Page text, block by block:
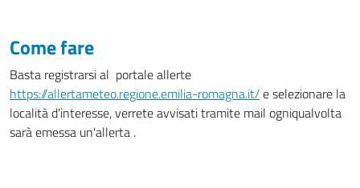
Come fare
Basta registrarsi al portale allerte
https://allertameteo.regione.emilia-romagna.it/e selezionare la
località d'interesse, verrete avvisati tramite mail ogniqualvolta
sarà emessa un'allerta .